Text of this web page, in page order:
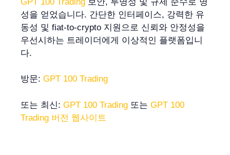
성을 얻었습니다. 간단한 인터페이스, 강력한 유
동성 및 fiat-to-crypto 지원으로 신뢰와 안정성을
우선시하는 트레이더에게 이상적인 플랫폼입니
다.
방문: GPT 100 Trading
또는 최신: GPT 100 Trading 또는 GPT 100
Trading 버전 웹사이트